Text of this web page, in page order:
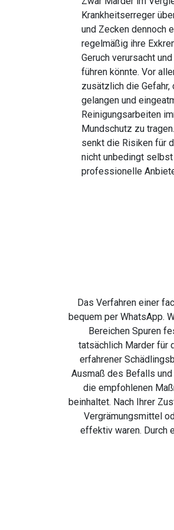
Krankheitserreger
und Zecken dennoch
regelmäßig ihre
Geruch verursacht
führen könnte. Vor
zusätzlich die
gelangen und
Reinigungsarbeiten
Mundschutz zu
senkt die Risiken für
nicht unbedingt
professionelle
Das Verfahren einer
bequem per WhatsApp.
Bereichen Spuren
tatsächlich Marder für
erfahrener
Ausmaß des Befalls
die empfohlenen
beinhaltet. Nach Ihrer
Vergrämungsmittel
effektiv waren. Durch